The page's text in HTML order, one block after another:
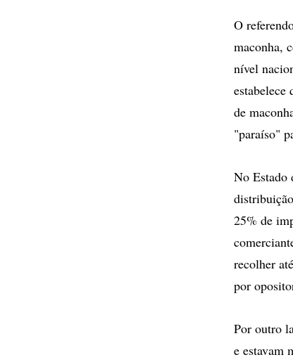
O
maconha,
nível
estabelece
de
"paraíso"
No Estado
25% de
recolher
por
Por outro
e estavam